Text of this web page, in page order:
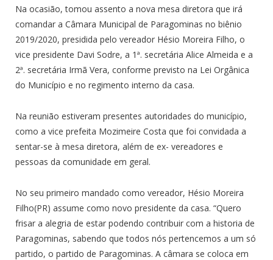
Na ocasião, tomou assento a nova mesa diretora que irá
comandar a Câmara Municipal de Paragominas no biênio
2019/2020, presidida pelo vereador Hésio Moreira Filho, o
vice presidente Davi Sodre, a 1ª. secretária Alice Almeida e a
2ª. secretária Irmã Vera, conforme previsto na Lei Orgânica
do Município e no regimento interno da casa.
Na reunião estiveram presentes autoridades do município,
como a vice prefeita Mozimeire Costa que foi convidada a
sentar-se à mesa diretora, além de ex- vereadores e
pessoas da comunidade em geral.
No seu primeiro mandado como vereador, Hésio Moreira
Filho(PR) assume como novo presidente da casa. “Quero
frisar a alegria de estar podendo contribuir com a historia de
Paragominas, sabendo que todos nós pertencemos a um só
partido, o partido de Paragominas. A câmara se coloca em